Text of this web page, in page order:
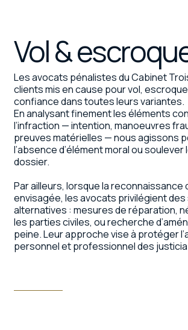
Vol &
Les avocats pénalistes du Cabinet
clients mis en cause pour vol,
confiance dans toutes leurs variantes.
En analysant finement les éléments
l’infraction — intention, manoeuvres
preuves matérielles — nous agissons
l’absence d’élément moral ou soulever
dossier.
Par ailleurs, lorsque la
envisagée, les avocats privilégient
alternatives : mesures de réparation,
les parties civiles, ou recherche
peine. Leur approche vise à protéger
personnel et professionnel des